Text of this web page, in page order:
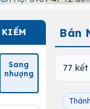
Sang
nhượng
Bán
77